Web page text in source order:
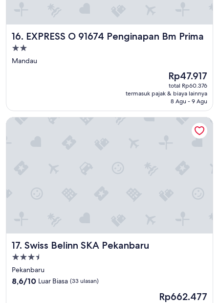
16. EXPRESS O 91674 Penginapan Bm Prima
EXPRESS O 91674 Penginapan Bm Prima
Properti
bintang
Mandau
Harga
sekarang
Rp47.917
Rp47.917
total Rp60.376
termasuk pajak & biaya lainnya
8 Agu - 9 Agu
17. Swiss Belinn SKA Pekanbaru
Swiss Belinn SKA Pekanbaru
Properti
bintang
3.5
Pekanbaru
8.6
8,6/10 Luar Biasa (33 ulasan)
Harga
Rp662.477
Swiss Belinn SKA Pekanbaru